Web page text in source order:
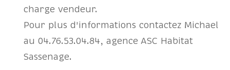
charge vendeur.
Pour plus d'informations contactez Michael
au 04.76.53.04.84, agence ASC Habitat
Sassenage.